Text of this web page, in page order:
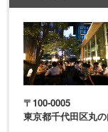
〒100-0005
東京都千代田区丸